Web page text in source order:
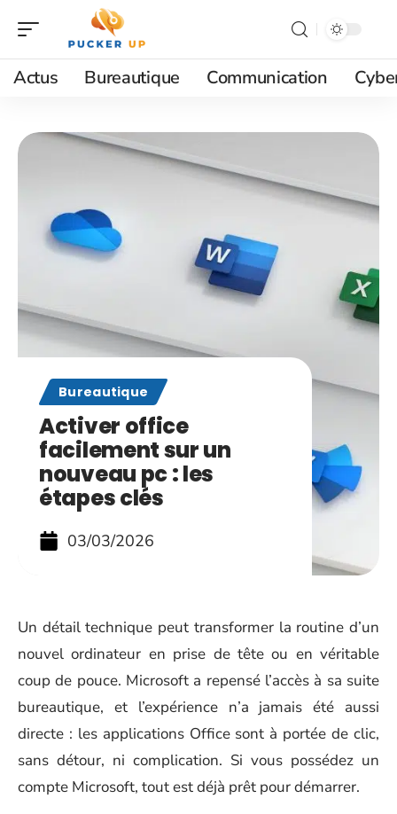
Actus Bureautique Communication
Bureautique
Activer office
facilement sur un
nouveau pc : les
étapes clés
03/03/2026
Un détail technique peut transformer la routine d’un
nouvel ordinateur en prise de tête ou en véritable
coup de pouce. Microsoft a repensé l’accès à sa suite
bureautique, et l’expérience n’a jamais été aussi
directe : les applications Office sont à portée de clic,
sans détour, ni complication. Si vous possédez un
compte Microsoft, tout est déjà prêt pour démarrer.